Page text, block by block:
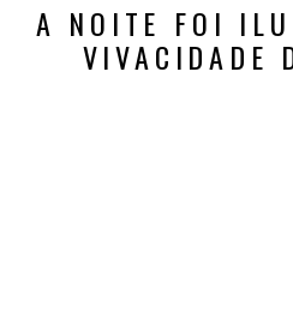
A NOITE FOI
VIVACIDADE